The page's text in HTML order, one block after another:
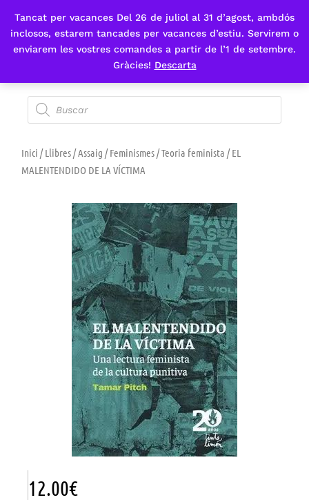
Tancat per vacances Del 26 de juliol al 31 d’agost, ambdós
inclosos, estarem tancades per vacances d’estiu. Servirem o
enviarem les vostres comandes a partir de l’1 de setembre.
Gràcies! Descarta
Fes-te'n sòcia
Inici /Llibres/Assaig /Feminismes/Teoria feminista / EL
MALENTENDIDO DE LA VÍCTIMA
12.00€